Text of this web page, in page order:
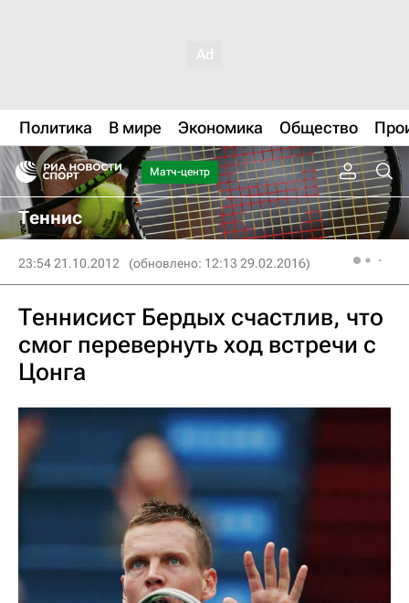
Политика В мире Экономика Общество
Матч-центр
Теннис
23:54 21.10.2012 (обновлено: 12:13 29.02.2016)
Теннисист Бердых счастлив, что
смог перевернуть ход встречи с
Цонга